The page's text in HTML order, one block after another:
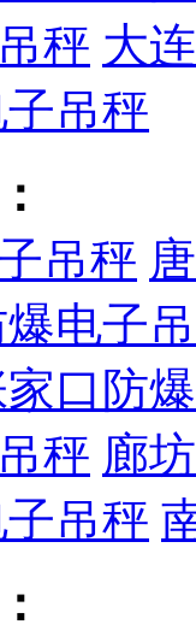
秤 大
吊秤
吊秤
电子
口防
秤 廊
吊秤